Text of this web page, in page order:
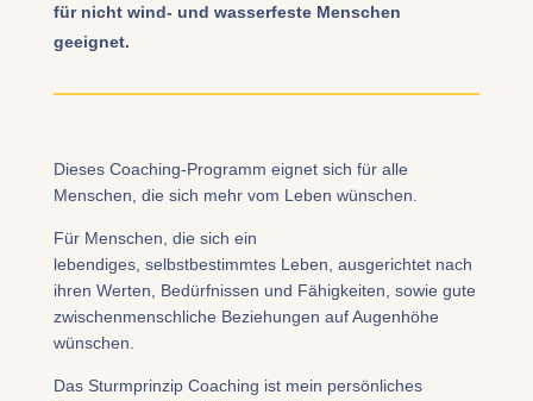
für nicht wind- und wasserfeste Menschen
geeignet.
Dieses Coaching-Programm eignet sich für alle
Menschen, die sich mehr vom Leben wünschen.
Für Menschen, die sich ein
lebendiges, selbstbestimmtes Leben, ausgerichtet nach
ihren Werten, Bedürfnissen und Fähigkeiten, sowie gute
zwischenmenschliche Beziehungen auf Augenhöhe
wünschen.
Das Sturmprinzip Coaching ist mein persönliches